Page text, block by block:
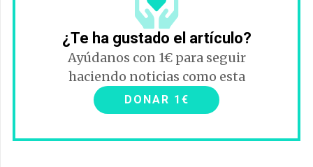
¿Te ha gustado el artículo?
Ayúdanos con 1€ para seguir
haciendo noticias como esta
DONAR 1€